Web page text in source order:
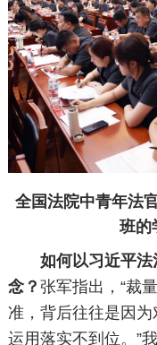
全国法院中青年法
班的
如何以习近平
念？ 张军指出，“裁
准，背后往往是因为
运用落实不到位。”